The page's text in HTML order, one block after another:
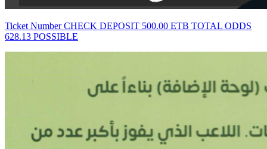
Ticket Number CHECK DEPOSIT 500.00 ETB TOTAL ODDS
628.13 POSSIBLE